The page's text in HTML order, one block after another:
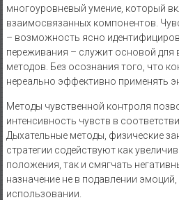
многоуровневый умение, который
взаимосвязанных компонентов.
– возможность ясно
переживания – служит основой для
методов. Без осознания того, что
нереально эффективно применять
Методы чувственной контроля
интенсивность чувств в
Дыхательные методы, физические
стратегии содействуют как
положения, так и смягчать
назначение не в подавлении
использовании.